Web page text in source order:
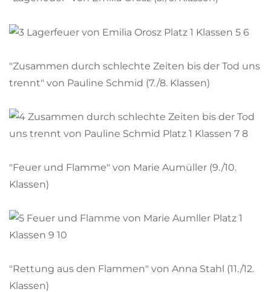
"Zusammen durch schlechte Zeiten bis der Tod uns
trennt" von Pauline Schmid (7./8. Klassen)
"Feuer und Flamme" von Marie Aumüller (9./10.
Klassen)
"Rettung aus den Flammen" von Anna Stahl (11./12.
Klassen)